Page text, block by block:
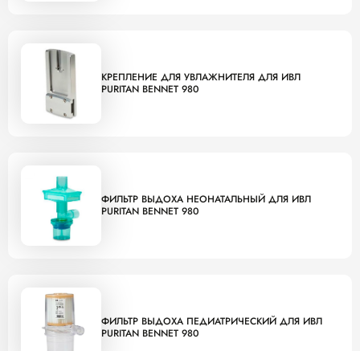
КРЕПЛЕНИЕ ДЛЯ УВЛАЖНИТЕЛЯ ДЛЯ ИВЛ
PURITAN BENNET 980
ФИЛЬТР ВЫДОХА НЕОНАТАЛЬНЫЙ ДЛЯ ИВЛ
PURITAN BENNET 980
ФИЛЬТР ВЫДОХА ПЕДИАТРИЧЕСКИЙ ДЛЯ ИВЛ
PURITAN BENNET 980